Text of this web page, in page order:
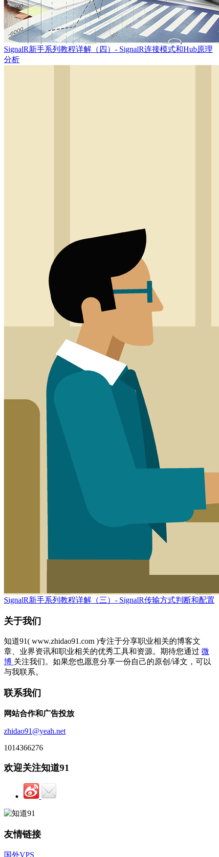
SignalR新手系列教程详解（四）- SignalR连接模式和Hub原理
分析
SignalR新手系列教程详解（三）- SignalR传输方式判断和配置
关于我们
知道91( www.zhidao91.com )专注于分享职业相关的博客文
章、业界资讯和职业相关的优秀工具和资源。期待您通过 微
博 关注我们。如果您也愿意分享一份自己的原创/译文，可以
与我联系。
联系我们
网站合作和广告投放
zhidao91@yeah.net
1014366276
欢迎关注知道91
友情链接
国外VPS